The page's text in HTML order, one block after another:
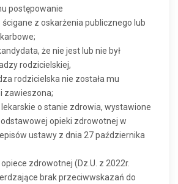
postępowanie
z oskarżenia publicznego lub
że nie jest lub nie był
rodzicielskiej,
rodzicielska nie została mu
zawieszona;
o stanie zdrowia, wystawione
opieki zdrowotnej w
ustawy z dnia 27 października
zdrowotnej (Dz.U. z 2022r.
brak przeciwwskazań do